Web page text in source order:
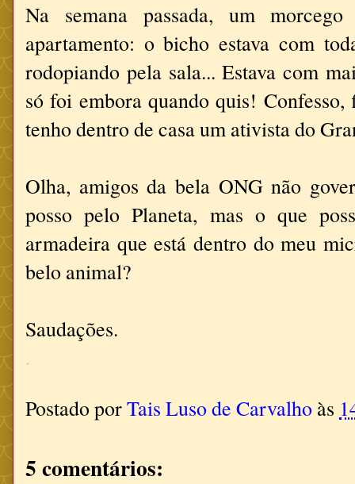
Na semana passada, um
apartamento: o bicho estava com
rodopiando pela sala... Estava com
só foi embora quando quis!
tenho dentro de casa um ativista do
Olha, amigos da bela ONG não
posso pelo Planeta, mas o que
armadeira que está dentro do meu
belo animal?
Saudações.
.
Postado porTais Luso de Carvalho às
5 comentários: